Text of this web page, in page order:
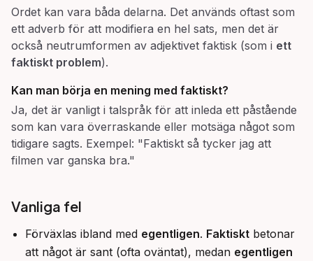
Ordet kan vara båda delarna. Det används oftast som
ett adverb för att modifiera en hel sats, men det är
också neutrumformen av adjektivet faktisk (som i ett
faktiskt problem).
Kan man börja en mening med faktiskt?
Ja, det är vanligt i talspråk för att inleda ett påstående
som kan vara överraskande eller motsäga något som
tidigare sagts. Exempel: "Faktiskt så tycker jag att
filmen var ganska bra."
Vanliga fel
Förväxlas ibland med egentligen. Faktiskt betonar
att något är sant (ofta oväntat), medan egentligen